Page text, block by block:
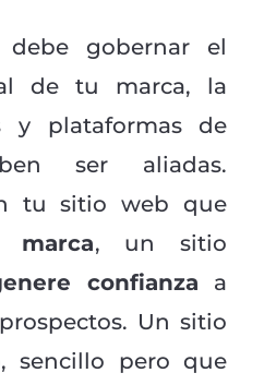
gobernar el
de tu marca, la
y plataformas de
ser aliadas.
tu sitio web que
marca, un sitio
confianza a
Un sitio
sencillo pero que